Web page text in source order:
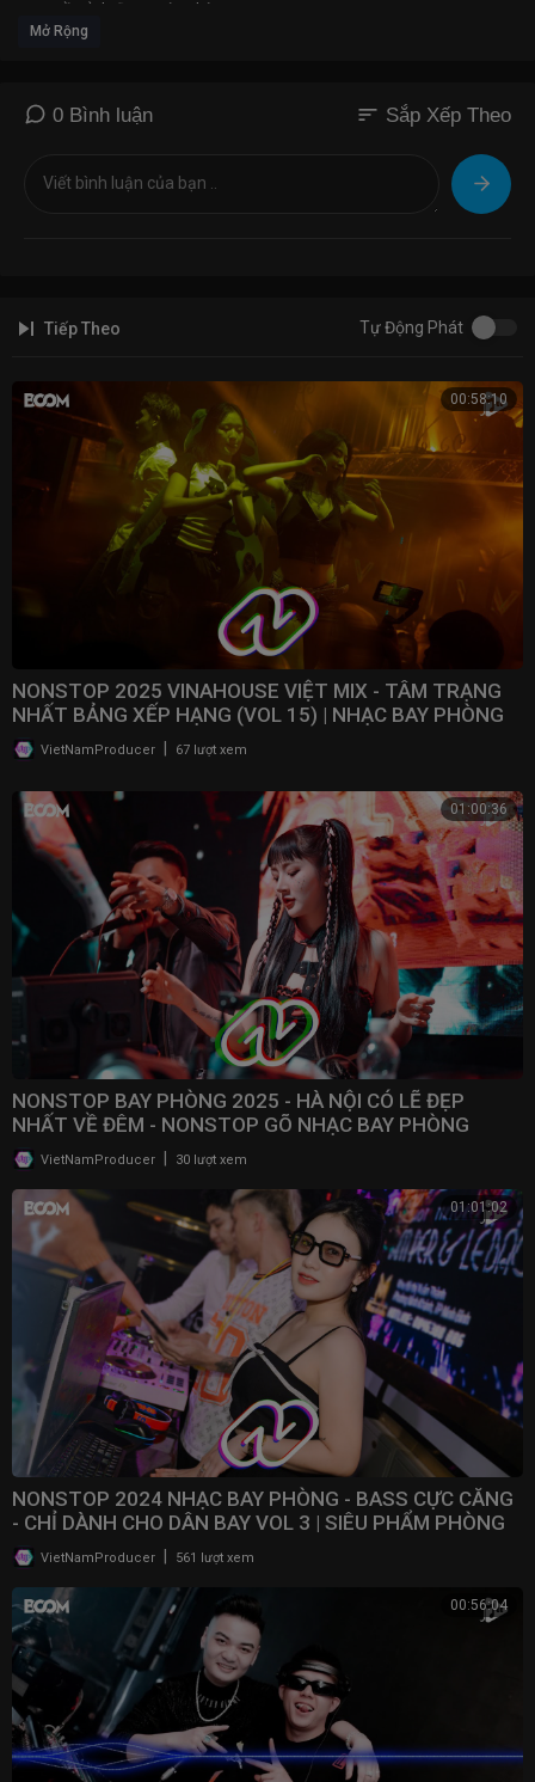
? Nguồn ảnh: Đang cập nhật...
MV Gốc:https://www.youtube.com/watch?v=6fcLG2BYSew
▪️ Fanpage:https://www.facebook.com/NH4TEntertainment
✉ Hợp tác, quảng cáo, khiếu nại các vấn đề về bản quyền vui lòng liên
Reup
Mở Rộng
0 Bình luận sort Sắp Xếp Theo
Tiếp Theo Tự Động Phát
00:58:10
NONSTOP 2025 VINAHOUSE VIỆT MIX - TÂM TRẠNG
NHẤT BẢNG XẾP HẠNG (VOL 15) | NHẠC BAY PHÒNG
2025VietNamProducer 67 lượt xem
01:00:36
NONSTOP BAY PHÒNG 2025 - HÀ NỘI CÓ LẼ ĐẸP
NHẤT VỀ ĐÊM - NONSTOP GÕ NHẠC BAY PHÒNG
BASS CỰC MẠNH 2025
VietNamProducer 30 lượt xem
01:01:02
NONSTOP 2024 NHẠC BAY PHÒNG - BASS CỰC CĂNG
- CHỈ DÀNH CHO DÂN BAY VOL 3 | SIÊU PHẨM PHÒNG
BAY 2024
VietNamProducer 561 lượt xem
00:56:04